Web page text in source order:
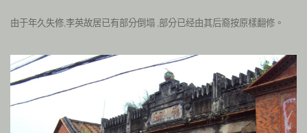
由于年久失修,李英故居已有部分倒塌 ,部分已经由其后裔按原樣翻修。